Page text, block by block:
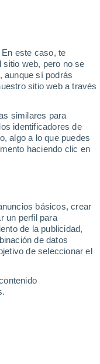
este caso, te
web, pero no se
aunque sí podrás
sitio web a través
similares para
identificadores de
algo a lo que puedes
haciendo clic en
básicos, crear
un perfil para
de la publicidad,
de datos
de seleccionar el